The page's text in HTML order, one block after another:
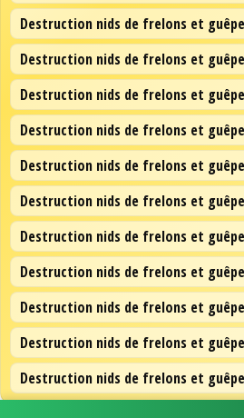
Destruction nids de frelons et
Destruction nids de frelons et
Destruction nids de frelons et
Destruction nids de frelons et
Destruction nids de frelons et
Destruction nids de frelons et
Destruction nids de frelons et
Destruction nids de frelons et
Destruction nids de frelons et
Destruction nids de frelons et
Destruction nids de frelons et